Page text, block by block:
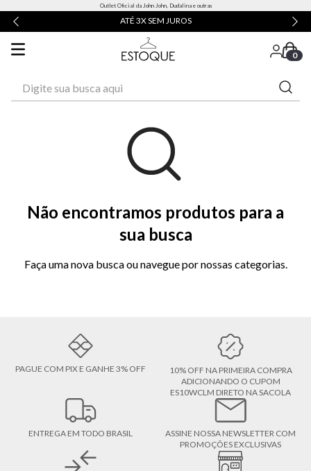
Outlet Oficial da John John, Dudalina e outras
ATÉ 3X SEM JUROS
0
Não encontramos produtos para a
sua busca
Faça uma nova busca ou navegue por nossas categorias.
PAGUE COM PIX E GANHE 3% OFF
10% OFF NA PRIMEIRA COMPRA
ADICIONANDO O CUPOM
ES10WCLM DIRETO NA SACOLA
ENTREGA EM TODO BRASIL
ASSINE NOSSA NEWSLETTER COM
PROMOÇÕES EXCLUSIVAS